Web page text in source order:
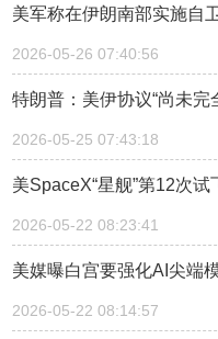
美军称在伊朗南部实施自
2026-05-26 07:40:56
特朗普：美伊协议“尚未完
2026-05-25 07:43:18
美SpaceX“星舰”第12次
2026-05-22 08:23:41
美媒曝白宫要强化AI尖端
2026-05-22 08:14:57